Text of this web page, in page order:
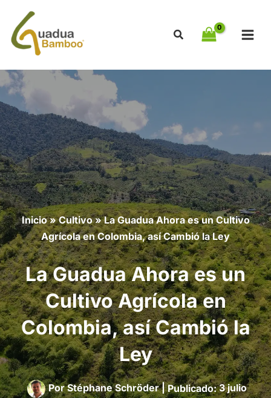
contenido
Inicio»Cultivo»La Guadua Ahora es un Cultivo
Agrícola en Colombia, así Cambió la Ley
La Guadua Ahora es un
Cultivo Agrícola en
Colombia, así Cambió la
Ley
Por Stéphane Schröder|
3 julio